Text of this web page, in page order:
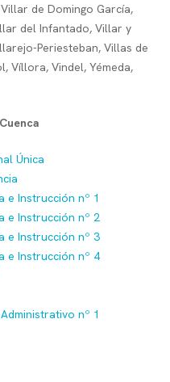
de Domingo García,
del Infantado, Villar y
Periesteban, Villas de
Víllora, Vindel, Yémeda,
Única
e Instrucción nº 1
e Instrucción nº 2
e Instrucción nº 3
e Instrucción nº 4
nº 1